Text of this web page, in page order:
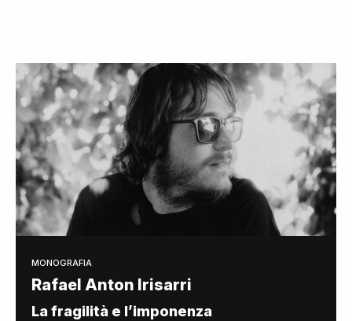
MONOGRAFIA
Rafael Anton Irisarri
La fragilità e l’imponenza